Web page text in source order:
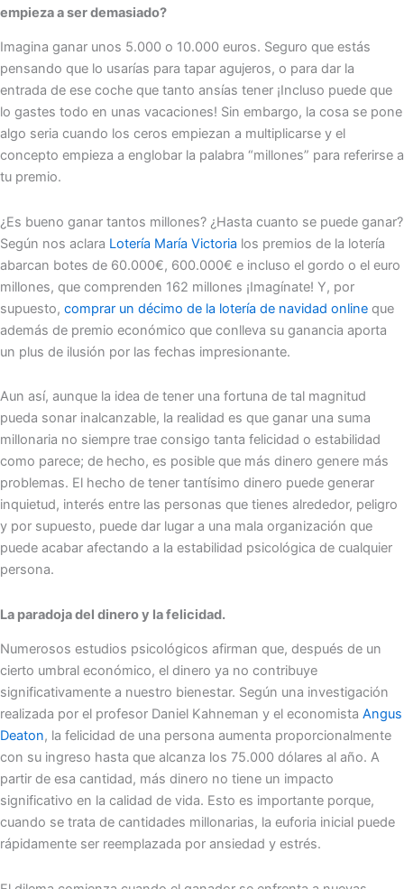
empieza a ser demasiado?
Imagina ganar unos 5.000 o 10.000 euros. Seguro que estás
pensando que lo usarías para tapar agujeros, o para dar la
entrada de ese coche que tanto ansías tener ¡Incluso puede que
lo gastes todo en unas vacaciones! Sin embargo, la cosa se pone
algo seria cuando los ceros empiezan a multiplicarse y el
concepto empieza a englobar la palabra “millones” para referirse a
tu premio.
¿Es bueno ganar tantos millones? ¿Hasta cuanto se puede ganar?
Según nos aclara Lotería María Victoria los premios de la lotería
abarcan botes de 60.000€, 600.000€ e incluso el gordo o el euro
millones, que comprenden 162 millones ¡Imagínate! Y, por
supuesto, comprar un décimo de la lotería de navidad online que
además de premio económico que conlleva su ganancia aporta
un plus de ilusión por las fechas impresionante.
Aun así, aunque la idea de tener una fortuna de tal magnitud
pueda sonar inalcanzable, la realidad es que ganar una suma
millonaria no siempre trae consigo tanta felicidad o estabilidad
como parece; de hecho, es posible que más dinero genere más
problemas. El hecho de tener tantísimo dinero puede generar
inquietud, interés entre las personas que tienes alrededor, peligro
y por supuesto, puede dar lugar a una mala organización que
puede acabar afectando a la estabilidad psicológica de cualquier
persona.
La paradoja del dinero y la felicidad.
Numerosos estudios psicológicos afirman que, después de un
cierto umbral económico, el dinero ya no contribuye
significativamente a nuestro bienestar. Según una investigación
realizada por el profesor Daniel Kahneman y el economista Angus
Deaton, la felicidad de una persona aumenta proporcionalmente
con su ingreso hasta que alcanza los 75.000 dólares al año. A
partir de esa cantidad, más dinero no tiene un impacto
significativo en la calidad de vida. Esto es importante porque,
cuando se trata de cantidades millonarias, la euforia inicial puede
rápidamente ser reemplazada por ansiedad y estrés.